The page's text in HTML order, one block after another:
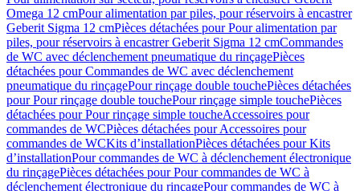
Omega 12 cmPour alimentation par piles, pour réservoirs à encastrer
Geberit Sigma 12 cmPièces détachées pour Pour alimentation par
piles, pour réservoirs à encastrer Geberit Sigma 12 cmCommandes
de WC avec déclenchement pneumatique du rinçagePièces
détachées pour Commandes de WC avec déclenchement
pneumatique du rinçagePour rinçage double touchePièces détachées
pour Pour rinçage double touchePour rinçage simple touchePièces
détachées pour Pour rinçage simple toucheAccessoires pour
commandes de WCPièces détachées pour Accessoires pour
commandes de WCKits d’installationPièces détachées pour Kits
d’installationPour commandes de WC à déclenchement électronique
du rinçagePièces détachées pour Pour commandes de WC à
déclenchement électronique du rinçagePour commandes de WC à